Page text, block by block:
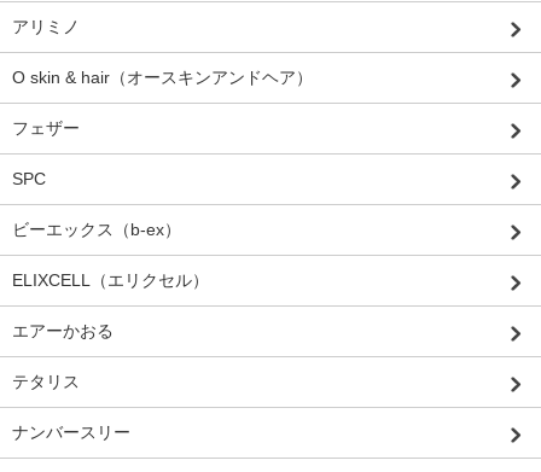
アリミノ
O skin & hair（オースキンアンドヘア）
フェザー
SPC
ビーエックス（b-ex）
ELIXCELL（エリクセル）
エアーかおる
テタリス
ナンバースリー